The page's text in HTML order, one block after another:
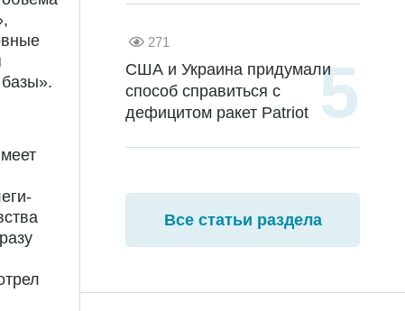
271
США и Украина придумали
способ справиться с
дефицитом ракет Patriot
Все статьи раздела